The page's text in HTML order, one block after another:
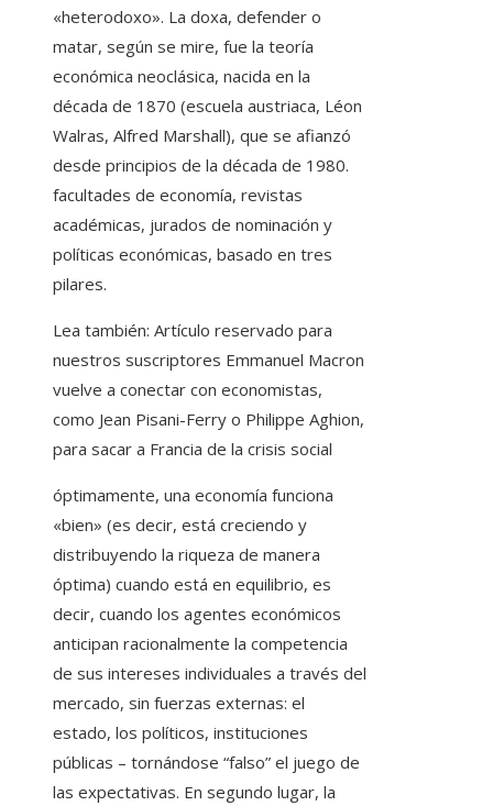
«heterodoxo». La doxa, defender o
matar, según se mire, fue la teoría
económica neoclásica, nacida en la
década de 1870 (escuela austriaca, Léon
Walras, Alfred Marshall), que se afianzó
desde principios de la década de 1980.
facultades de economía, revistas
académicas, jurados de nominación y
políticas económicas, basado en tres
pilares.
Lea también: Artículo reservado para
nuestros suscriptores Emmanuel Macron
vuelve a conectar con economistas,
como Jean Pisani-Ferry o Philippe Aghion,
para sacar a Francia de la crisis social
óptimamente, una economía funciona
«bien» (es decir, está creciendo y
distribuyendo la riqueza de manera
óptima) cuando está en equilibrio, es
decir, cuando los agentes económicos
anticipan racionalmente la competencia
de sus intereses individuales a través del
mercado, sin fuerzas externas: el
estado, los políticos, instituciones
públicas – tornándose “falso” el juego de
las expectativas. En segundo lugar, la